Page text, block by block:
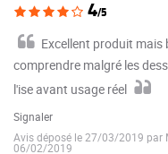
4/5
Excellent produit mais
comprendre malgré les
l'ise avant usage réel
Signaler
Avis déposé le 27/03/2019 par
06/02/2019